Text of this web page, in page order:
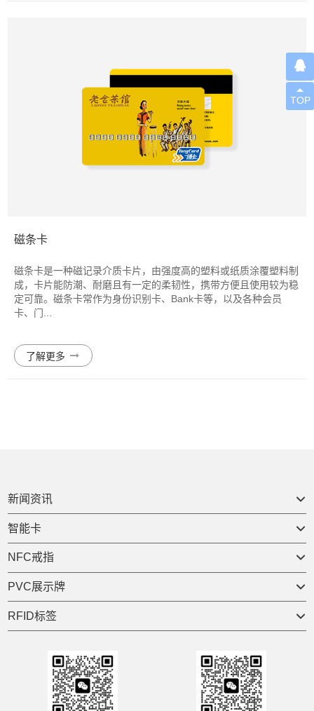
磁条卡
磁条卡是一种磁记录介质卡片，由强度高的塑料或纸质涂覆塑料制
成，卡片能防潮、耐磨且有一定的柔韧性，携带方便且使用较为稳
定可靠。磁条卡常作为身份识别卡、Bank卡等，以及各种会员
卡、门...
了解更多 
新闻资讯 
智能卡 
NFC戒指 
PVC展示牌 
RFID标签 


TOP